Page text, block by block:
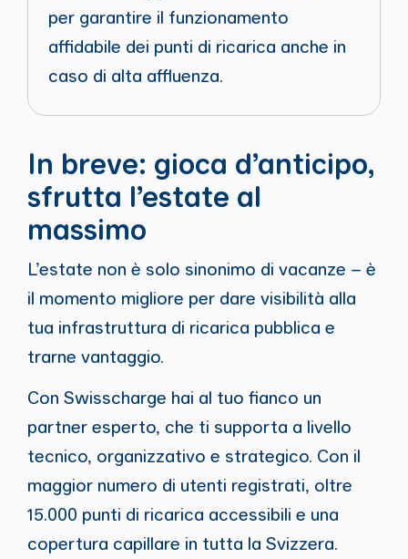
per garantire il funzionamento
affidabile dei punti di ricarica anche in
caso di alta affluenza.
In breve: gioca d’anticipo,
sfrutta l’estate al
massimo
L’estate non è solo sinonimo di vacanze – è
il momento migliore per dare visibilità alla
tua infrastruttura di ricarica pubblica e
trarne vantaggio.
Con Swisscharge hai al tuo fianco un
partner esperto, che ti supporta a livello
tecnico, organizzativo e strategico. Con il
maggior numero di utenti registrati, oltre
15.000 punti di ricarica accessibili e una
copertura capillare in tutta la Svizzera.